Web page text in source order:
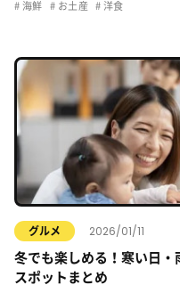
海鮮 お土産 洋食
グルメ 2026/01/11
冬でも楽しめる！寒い日
スポットまとめ